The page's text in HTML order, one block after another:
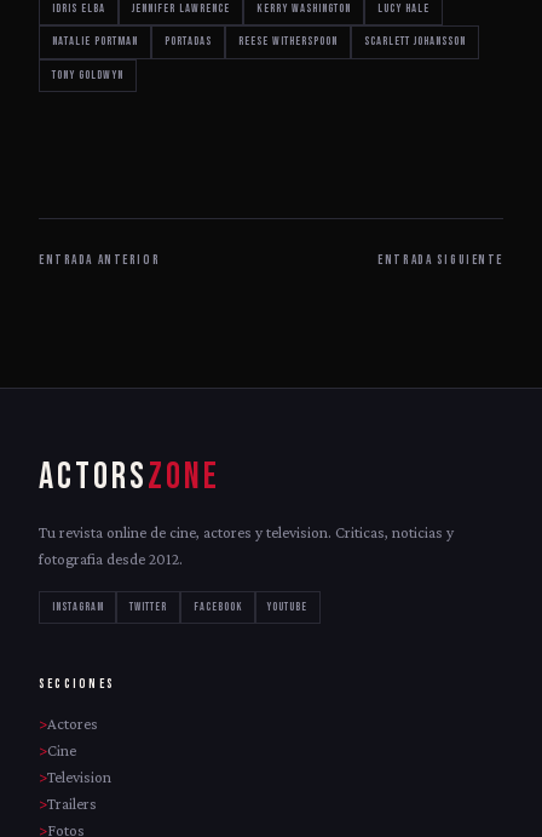
Idris Elba Jennifer Lawrence Kerry Washington Lucy Hale
Natalie Portman portadas Reese Witherspoon Scarlett Johansson
Tony Goldwyn
ENTRADA ANTERIOR ENTRADA SIGUIENTE
ACTORSZONE
Tu revista online de cine, actores y television. Criticas, noticias y
fotografia desde 2012.
INSTAGRAM TWITTER FACEBOOK YOUTUBE
SECCIONES
Actores
Cine
Television
Trailers
Fotos